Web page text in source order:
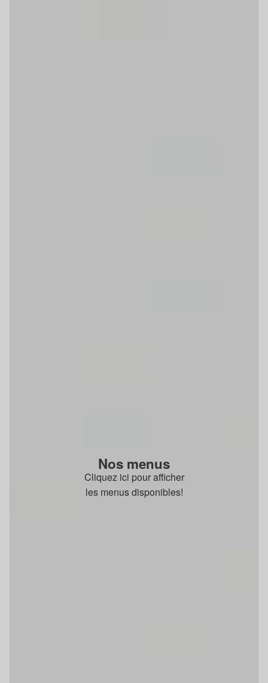
Nos menus
Cliquez ici pour afficher
les menus disponibles!